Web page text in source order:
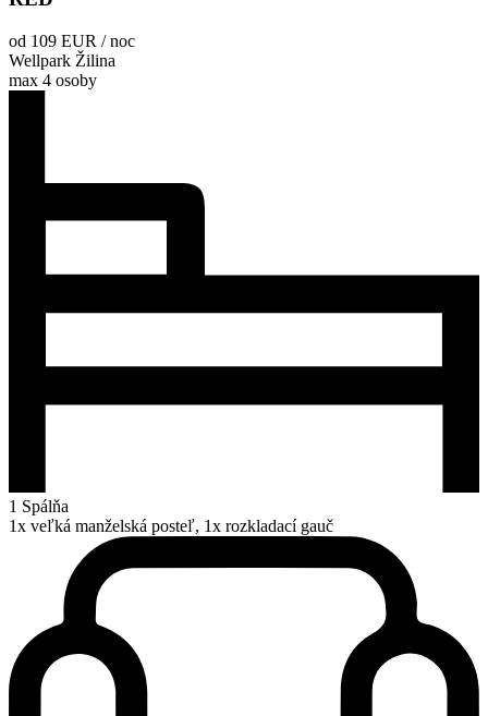
od 109 EUR / noc
Wellpark Žilina
max 4 osoby
1 Spálňa
1x veľká manželská posteľ, 1x rozkladací gauč